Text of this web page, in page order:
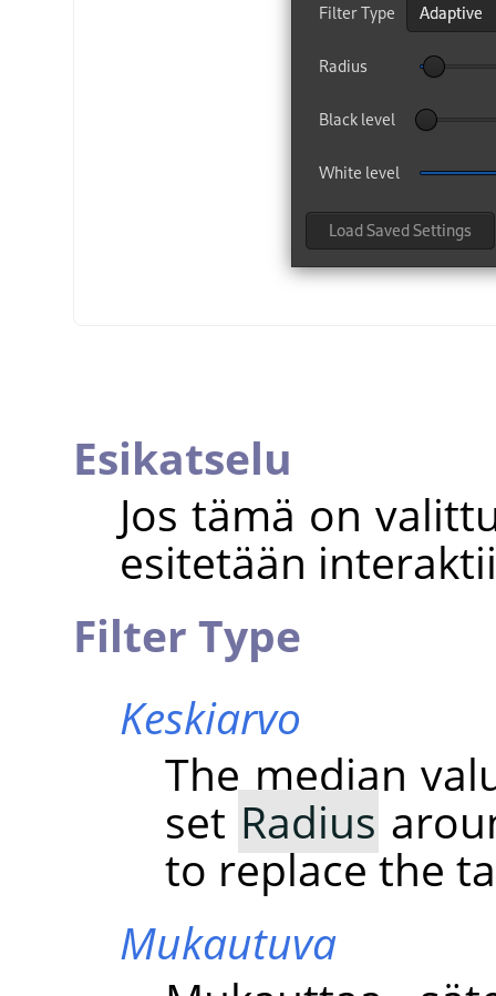
Esikatselu
Jos tämä on
esitetään
Filter Type
Keskiarvo
The median
set Radius
to replace the
Mukautuva